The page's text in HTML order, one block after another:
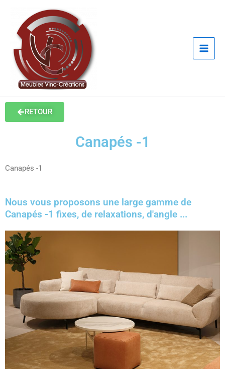
contenu
RETOUR
Canapés -1
Canapés -1
Nous vous proposons une large gamme de
Canapés -1 fixes, de relaxations, d'angle ...